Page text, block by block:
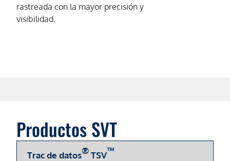
rastreada con la mayor precisión y
visibilidad.
Productos SVT
Trac de datos®TSV™